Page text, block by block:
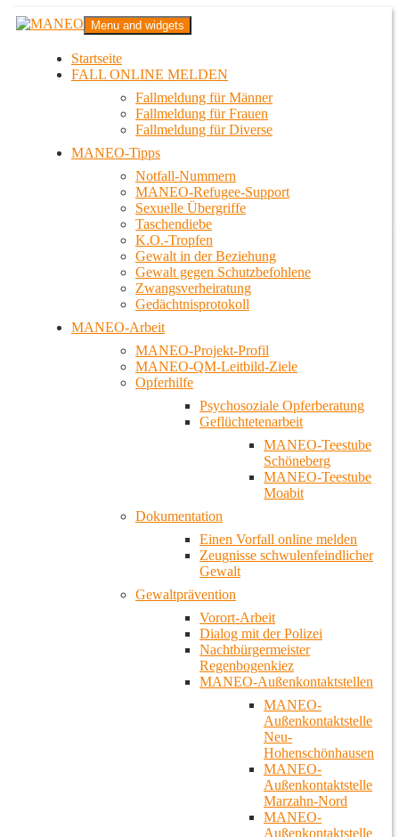
Zum
InhaltMANEO
Das schwule Anti-Gewalt-Projekt in Berlin
Menu and widgets
Startseite
FALL ONLINE MELDEN
Fallmeldung für Männer
Fallmeldung für Frauen
Fallmeldung für Diverse
MANEO-Tipps
Notfall-Nummern
MANEO-Refugee-Support
Sexuelle Übergriffe
Taschendiebe
K.O.-Tropfen
Gewalt in der Beziehung
Gewalt gegen Schutzbefohlene
Zwangsverheiratung
Gedächtnisprotokoll
MANEO-Arbeit
MANEO-Projekt-Profil
MANEO-QM-Leitbild-Ziele
Opferhilfe
Psychosoziale Opferberatung
Geflüchtetenarbeit
MANEO-Teestube
Schöneberg
MANEO-Teestube
Moabit
Dokumentation
Einen Vorfall online melden
Zeugnisse schwulenfeindlicher
Gewalt
Gewaltprävention
Vorort-Arbeit
Dialog mit der Polizei
Nachtbürgermeister
Regenbogenkiez
MANEO-Außenkontaktstellen
MANEO-
Außenkontaktstelle
Neu-
Hohenschönhausen
MANEO-
Außenkontaktstelle
Marzahn-Nord
MANEO-
Außenkontaktstelle